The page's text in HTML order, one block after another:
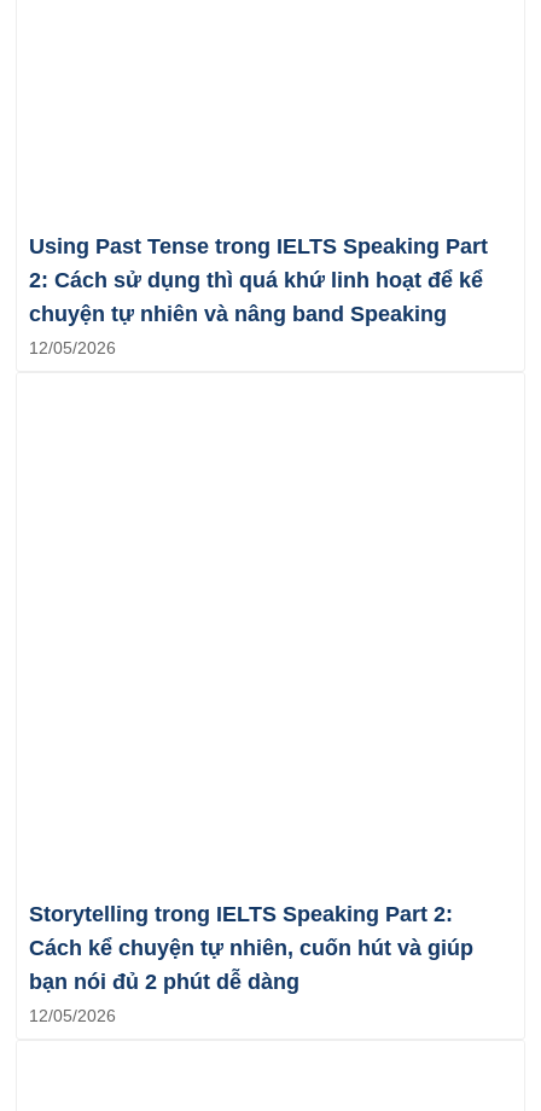
Using Past Tense trong IELTS Speaking Part
2: Cách sử dụng thì quá khứ linh hoạt để kể
chuyện tự nhiên và nâng band Speaking
12/05/2026
Storytelling trong IELTS Speaking Part 2:
Cách kể chuyện tự nhiên, cuốn hút và giúp
bạn nói đủ 2 phút dễ dàng
12/05/2026